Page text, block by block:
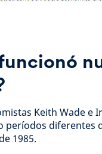
Keith Wade e
períodos diferentes
1985.